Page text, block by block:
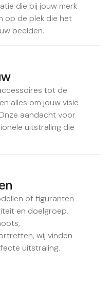
die bij jouw merk
op de plek die het
beelden.
tot de
alles om jouw visie
aandacht voor
uitstraling die
of figuranten
en doelgroep.
wij vinden
uitstraling.